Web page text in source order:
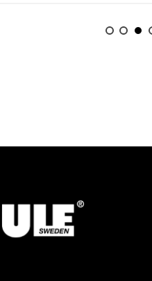
vostri acquisti su
Mastercard®,